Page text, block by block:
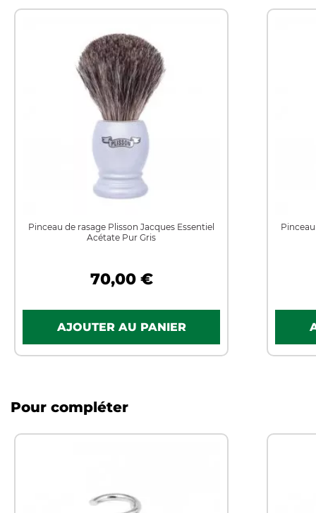
Pinceau de rasage Plisson Jacques Essentiel
Acétate Pur Gris
70,00 €
Pour compléter